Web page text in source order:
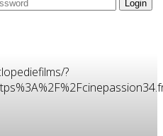
?